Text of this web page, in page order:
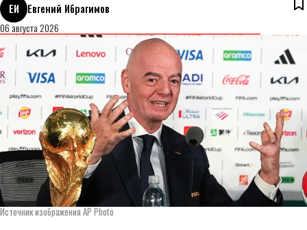
ЕИ
Евгений Ибрагимов
06 августа 2026
Источник изображения AP Photo